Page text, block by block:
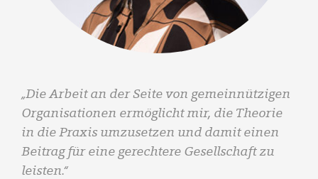
„Die Arbeit an der Seite von gemeinnützigen
Organisationen ermöglicht mir, die Theorie
in die Praxis umzusetzen und damit einen
Beitrag für eine gerechtere Gesellschaft zu
leisten.“